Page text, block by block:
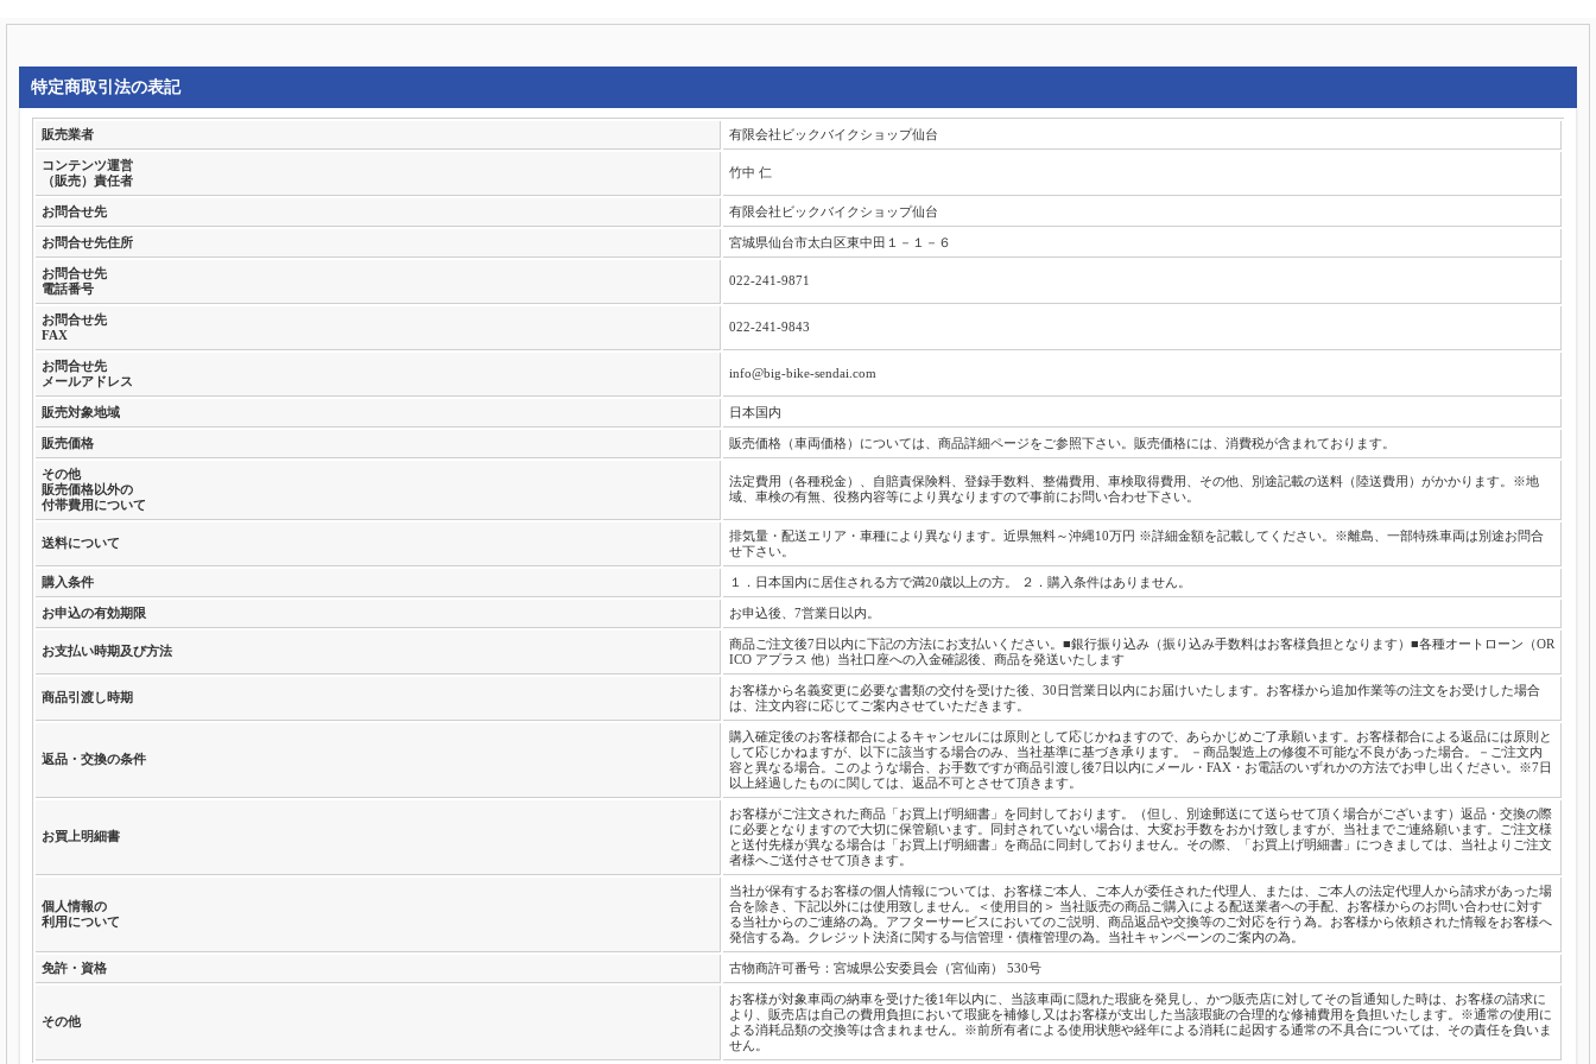
特定商取引法の表記
販売業者 有限会社ビックバイクショップ仙台
コンテンツ運営
（販売）責任者
竹中 仁
お問合せ先 有限会社ビックバイクショップ仙台
お問合せ先住所 宮城県仙台市太白区東中田１－１－６
お問合せ先
電話番号
022-241-9871
お問合せ先
FAX
022-241-9843
お問合せ先
メールアドレス
info@big-bike-sendai.com
販売対象地域 日本国内
販売価格 販売価格（車両価格）については、商品詳細ページをご参照下さい。販売価格には、消費税が含まれております。
その他
販売価格以外の
付帯費用について
法定費用（各種税金）、自賠責保険料、登録手数料、整備費用、車検取得費用、その他、別途記載の送料（陸送費用）がかかります。※地
域、車検の有無、役務内容等により異なりますので事前にお問い合わせ下さい。
送料について
排気量・配送エリア・車種により異なります。近県無料～沖縄10万円 ※詳細金額を記載してください。※離島、一部特殊車両は別途お問合
せ下さい。
購入条件 １．日本国内に居住される方で満20歳以上の方。 ２．購入条件はありません。
お申込の有効期限 お申込後、7営業日以内。
お支払い時期及び方法
商品ご注文後7日以内に下記の方法にお支払いください。■銀行振り込み（振り込み手数料はお客様負担となります）■各種オートローン（OR
ICO アプラス 他）当社口座への入金確認後、商品を発送いたします
商品引渡し時期
お客様から名義変更に必要な書類の交付を受けた後、30日営業日以内にお届けいたします。お客様から追加作業等の注文をお受けした場合
は、注文内容に応じてご案内させていただきます。
返品・交換の条件
購入確定後のお客様都合によるキャンセルには原則として応じかねますので、あらかじめご了承願います。お客様都合による返品には原則と
して応じかねますが、以下に該当する場合のみ、当社基準に基づき承ります。 －商品製造上の修復不可能な不良があった場合。－ご注文内
容と異なる場合。このような場合、お手数ですが商品引渡し後7日以内にメール・FAX・お電話のいずれかの方法でお申し出ください。※7日
以上経過したものに関しては、返品不可とさせて頂きます。
お買上明細書
お客様がご注文された商品「お買上げ明細書」を同封しております。（但し、別途郵送にて送らせて頂く場合がございます）返品・交換の際
に必要となりますので大切に保管願います。同封されていない場合は、大変お手数をおかけ致しますが、当社までご連絡願います。ご注文様
と送付先様が異なる場合は「お買上げ明細書」を商品に同封しておりません。その際、「お買上げ明細書」につきましては、当社よりご注文
者様へご送付させて頂きます。
個人情報の
利用について
当社が保有するお客様の個人情報については、お客様ご本人、ご本人が委任された代理人、または、ご本人の法定代理人から請求があった場
合を除き、下記以外には使用致しません。＜使用目的＞ 当社販売の商品ご購入による配送業者への手配、お客様からのお問い合わせに対す
る当社からのご連絡の為。アフターサービスにおいてのご説明、商品返品や交換等のご対応を行う為。お客様から依頼された情報をお客様へ
発信する為。クレジット決済に関する与信管理・債権管理の為。当社キャンペーンのご案内の為。
免許・資格 古物商許可番号：宮城県公安委員会（宮仙南） 530号
その他
お客様が対象車両の納車を受けた後1年以内に、当該車両に隠れた瑕疵を発見し、かつ販売店に対してその旨通知した時は、お客様の請求に
より、販売店は自己の費用負担において瑕疵を補修し又はお客様が支出した当該瑕疵の合理的な修補費用を負担いたします。※通常の使用に
よる消耗品類の交換等は含まれません。※前所有者による使用状態や経年による消耗に起因する通常の不具合については、その責任を負いま
せん。